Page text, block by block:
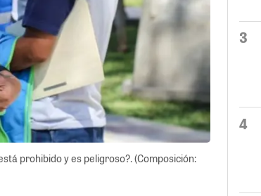
prohibido y es peligroso?. (Composición: